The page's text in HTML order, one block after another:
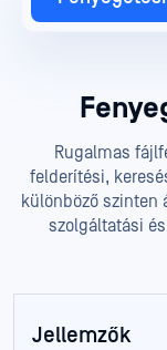
Rugalmas
felderítési,
különböző szinten
szolgáltatási
Jellemzők